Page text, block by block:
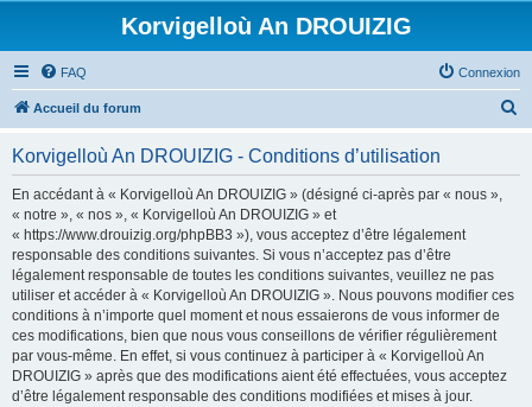
Korvigelloù An DROUIZIG
FAQ Connexion
Accueil du forum
Korvigelloù An DROUIZIG - Conditions d’utilisation
En accédant à « Korvigelloù An DROUIZIG » (désigné ci-après par « nous »,
« notre », « nos », « Korvigelloù An DROUIZIG » et
« https://www.drouizig.org/phpBB3 »), vous acceptez d’être légalement
responsable des conditions suivantes. Si vous n’acceptez pas d’être
légalement responsable de toutes les conditions suivantes, veuillez ne pas
utiliser et accéder à « Korvigelloù An DROUIZIG ». Nous pouvons modifier ces
conditions à n’importe quel moment et nous essaierons de vous informer de
ces modifications, bien que nous vous conseillons de vérifier régulièrement
par vous-même. En effet, si vous continuez à participer à « Korvigelloù An
DROUIZIG » après que des modifications aient été effectuées, vous acceptez
d’être légalement responsable des conditions modifiées et mises à jour.